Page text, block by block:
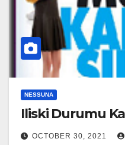
NESSUNA
Iliski Durumu
OCTOBER 30, 2021